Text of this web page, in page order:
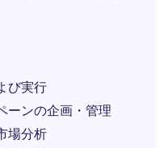
び実行
ーンの企画・管理
場分析